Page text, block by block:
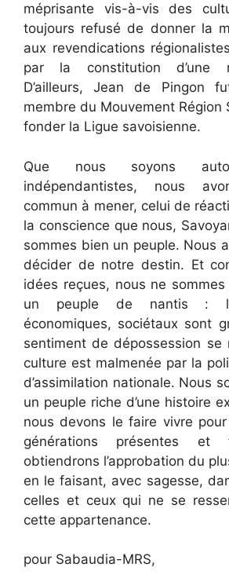
méprisante vis-à-vis des
toujours refusé de donner la
aux revendications
par la constitution d’une
D’ailleurs, Jean de Pingon
membre du Mouvement Région
fonder la Ligue savoisienne.
Que nous soyons
indépendantistes, nous
commun à mener, celui de
la conscience que nous,
sommes bien un peuple. Nous
décider de notre destin. Et
idées reçues, nous ne sommes
un peuple de nantis :
économiques, sociétaux sont
sentiment de dépossession se
culture est malmenée par la
d’assimilation nationale. Nous
un peuple riche d’une histoire
nous devons le faire vivre
générations présentes et
obtiendrons l’approbation du
en le faisant, avec sagesse,
celles et ceux qui ne se
cette appartenance.
pour Sabaudia-MRS,